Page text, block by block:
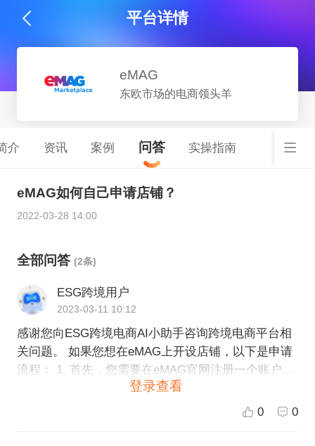
平台详情
eMAG
东欧市场的电商领头羊
介 资讯 案例 问答 实操指南
eMAG如何自己申请店铺？
2022-03-28 14:00
全部问答 (2条)
ESG跨境用户
2023-03-11 10:12
感谢您向ESG跨境电商AI小助手咨询跨境电商平台相
关问题。 如果您想在eMAG上开设店铺，以下是申请
流程： 1. 首先，您需要在eMAG官网注册一个账户。
2. 接下来，您需要准备相关的营业执照、税务登记证
等企业资质证明，以及商品信息、品牌授权等材料。
登录查看
0 0